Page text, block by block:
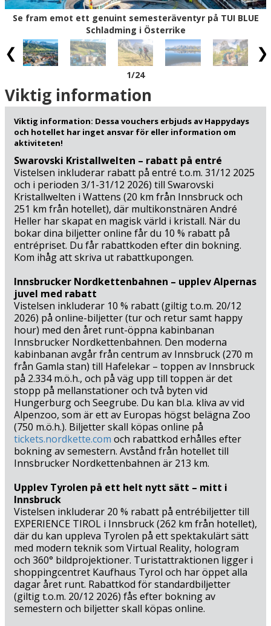
Schladming-Dachstein Sommercard på fickan har du fri
tillgång eller goda rabatter på flera av upplevelserna,
bland annat linbanor, friluftsbad, sport- och
kulturupplevelser och mycket, mycket mera.
Några av områdets främsta attraktioner ligger också
nära hotellet: Upplev Wilde Wasser, som kallas för en
"National Geographic vandringsled" och som är den mest
populära certifierade vandringsleden i Österrike (900 m)
och Mountain GoKart (6 km) där du kör snabbt på en
bana genom ett vackert bergslandskap omgivet av
frodiga ängar och gröna skogar. Lite längre bort, men
värt bilresan, ligger Dachstein Gletscherbahn Ramsau (18
km) där du tar kabinbanan upp till en höjd av 2.700 meter
på kort tid. Vill du ha mer action på din semesterkan du
besöka Zipline Stoderzinken (22 km) som är den största i
Alperna med garanterade adrenalinkickar i 65-115 km/h
genom dalen – eller Abenteuerpark Gröbming (22 km)
som är den största klätterparken i Österrike med 18 olika
klätterbanor på upp till 15 meters höjd. Det finns bara ett
problem med en semester i Schladming-Dachstein: Det är
svårt att välja bland alla fantastiska upplevelser!
Se fram emot ett genuint semesteräventyr på TUI BLUE
Schladming i Österrike
1/24
Viktig information
Viktig information: Dessa vouchers erbjuds av Happydays
och hotellet har inget ansvar för eller information om
aktiviteten!
Swarovski Kristallwelten – rabatt på entré
Vistelsen inkluderar rabatt på entré t.o.m. 31/12 2025
och i perioden 3/1-31/12 2026) till Swarovski
Kristallwelten i Wattens (20 km från Innsbruck och
251 km från hotellet), där multikonstnären André
Heller har skapat en magisk värld i kristall. När du
bokar dina biljetter online får du 10 % rabatt på
entrépriset. Du får rabattkoden efter din bokning.
Kom ihåg att skriva ut rabattkupongen.
Innsbrucker Nordkettenbahnen – upplev Alpernas
juvel med rabatt
Vistelsen inkluderar 10 % rabatt (giltig t.o.m. 20/12
2026) på online-biljetter (tur och retur samt happy
hour) med den året runt-öppna kabinbanan
Innsbrucker Nordkettenbahnen. Den moderna
kabinbanan avgår från centrum av Innsbruck (270 m
från Gamla stan) till Hafelekar – toppen av Innsbruck
på 2.334 m.ö.h., och på väg upp till toppen är det
stopp på mellanstationer och två byten vid
Hungerburg och Seegrube. Du kan bl.a. kliva av vid
Alpenzoo, som är ett av Europas högst belägna Zoo
(750 m.ö.h.). Biljetter skall köpas online på
tickets.nordkette.com och rabattkod erhålles efter
bokning av semestern. Avstånd från hotellet till
Innsbrucker Nordkettenbahnen är 213 km.
Upplev Tyrolen på ett helt nytt sätt – mitt i
Innsbruck
Vistelsen inkluderar 20 % rabatt på entrébiljetter till
EXPERIENCE TIROL i Innsbruck (262 km från hotellet),
där du kan uppleva Tyrolen på ett spektakulärt sätt
med modern teknik som Virtual Reality, hologram
och 360° bildprojektioner. Turistattraktionen ligger i
shoppingcentret Kaufhaus Tyrol och har öppet alla
dagar året runt. Rabattkod för standardbiljetter
(giltig t.o.m. 20/12 2026) fås efter bokning av
semestern och biljetter skall köpas online.